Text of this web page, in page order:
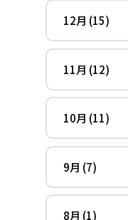
12月 (15)
11月 (12)
10月 (11)
9月 (7)
8月 (1)